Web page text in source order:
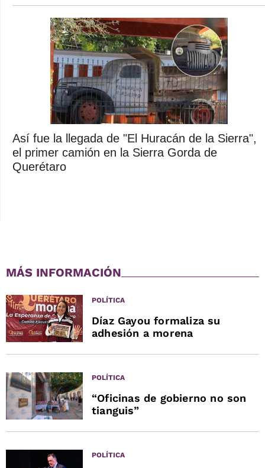
Así fue la llegada de "El Huracán de la Sierra",
el primer camión en la Sierra Gorda de
Querétaro
MÁS INFORMACIÓN
POLÍTICA
Díaz Gayou formaliza su
adhesión a morena
POLÍTICA
“Oficinas de gobierno no son
tianguis”
POLÍTICA